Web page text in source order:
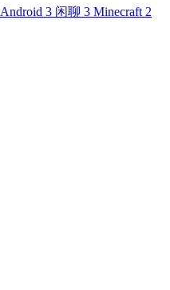
Android 3 闲聊 3 Minecraft 2